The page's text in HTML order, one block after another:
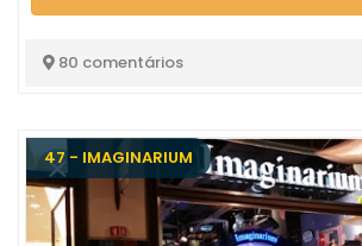
80 comentários
47 - IMAGINARIUM